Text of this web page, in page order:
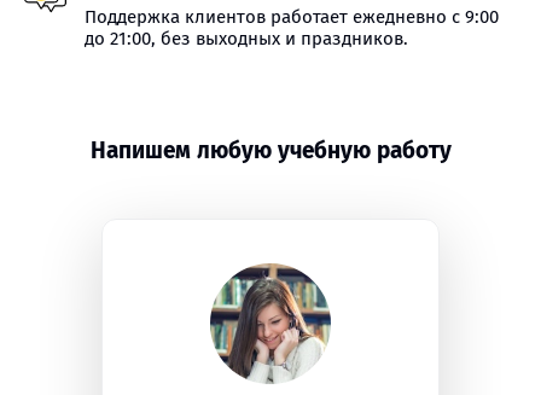
Поддержка клиентов работает ежедневно с 9:00
до 21:00, без выходных и праздников.
Напишем любую учебную работу